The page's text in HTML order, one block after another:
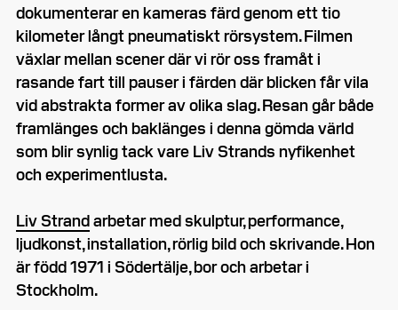
dokumenterar en kameras färd genom ett tio
kilometer långt pneumatiskt rörsystem. Filmen
växlar mellan scener där vi rör oss framåt i
rasande fart till pauser i färden där blicken får vila
vid abstrakta former av olika slag. Resan går både
framlänges och baklänges i denna gömda värld
som blir synlig tack vare Liv Strands nyfikenhet
och experimentlusta.
Liv Strandarbetar med skulptur, performance,
ljudkonst, installation, rörlig bild och skrivande. Hon
är född 1971 i Södertälje, bor och arbetar i
Stockholm.